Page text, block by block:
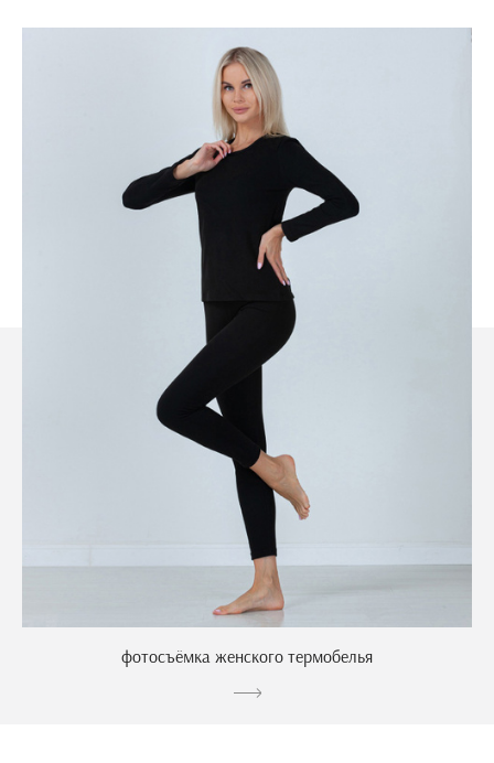
фотосъёмка женского термобелья